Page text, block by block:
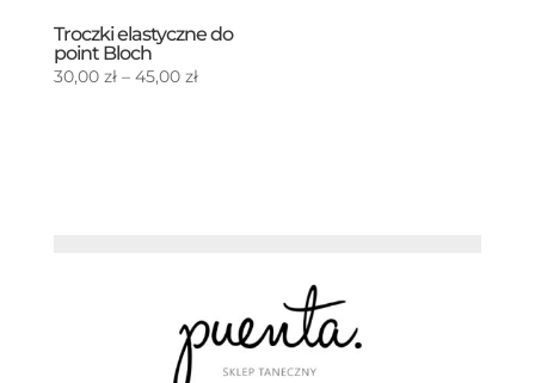
Troczki elastyczne do
point Bloch
30,00 zł – 45,00 złZakres